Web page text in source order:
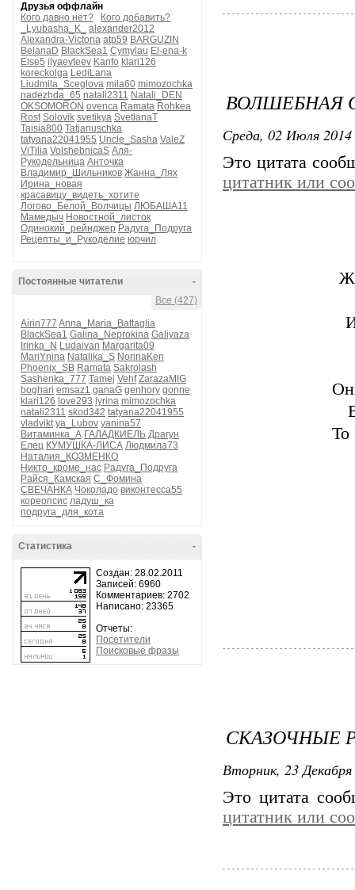
Друзья оффлайн
Кого давно нет?
Кого добавить?
_Lyubasha_K_
alexander2012
Alexandra-Victoria atp59 BARGUZIN
BelanaD BlackSea1 Cymylau El-ena-k
Else5 ilyaevteev Kanfo klari126
koreckolga LediLana
Liudmila_Sceglova mila60 mimozochka
nadezhda_65 natali2311 Natali_DEN
OKSOMORON ovenca Ramata Rohkea
Rost Solovik svetikya SvetlanaT
Taisia800 Tatjanuschka
tatyana22041955 Uncle_Sasha ValeZ
ViTilia VolshebnicaS Аля-
Рукодельница Анточка
Владимир_Шильников Жанна_Лях
Ирина_новая
красавицу_видеть_хотите
Логово_Белой_Волчицы ЛЮБАША11
Мамедыч Новостной_листок
Одинокий_рейнджер Радуга_Подруга
Рецепты_и_Рукоделие юрчил
-
Постоянные читатели
Все (427)
Airin777 Anna_Maria_Battaglia
BlackSea1 Galina_Neprokina Galiyaza
Irinka_N Ludaivan Margarita09
MariYnina Natalika_S NorinaKen
Phoenix_SB Ramata Sakrolash
Sashenka_777 Tamej Vehf ZarazaMIG
boghari emsaz1 ganaG genhory gonne
klari126 love293 lyrina mimozochka
natali2311 skod342 tatyana22041955
vladvikt ya_Lubov yanina57
Витаминка_А ГАЛАДКИЕЛЬ Драгун
Елец КУМУШКА-ЛИСА Людмила73
Наталия_КОЗМЕНКО
Никто_кроме_нас Радуга_Подруга
Райся_Камская С_Фомина
СВЕЧАНКА Чоколадо виконтесса55
кореопсис ладуш_ка
подруга_для_кота
-
Статистика
Создан: 28.02.2011
Записей: 6960
Комментариев: 2702
Написано: 23365
Отчеты:
Посетители
Поисковые фразы
ВОЛШЕБНАЯ
Среда, 02 Июля
Это цитата
цитатник или
СКАЗОЧНЫЕ
Вторник, 23
Это цитата
цитатник или